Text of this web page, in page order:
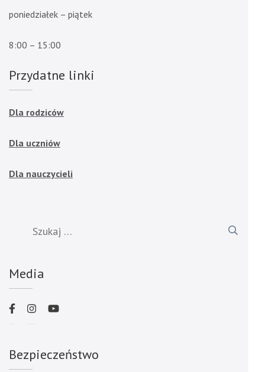
poniedziałek – piątek
8:00 – 15:00
Przydatne linki
Dla rodziców
Dla uczniów
Dla nauczycieli
Media
Bezpieczeństwo